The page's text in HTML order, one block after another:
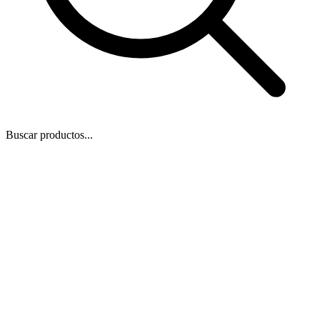
Buscar productos...